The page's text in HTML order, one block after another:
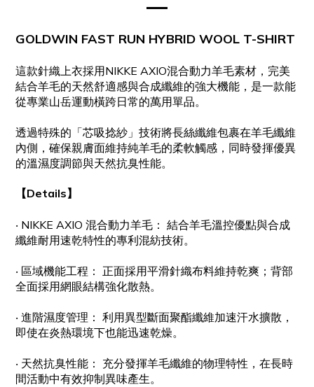
GOLDWIN FAST RUN HYBRID WOOL T-SHIRT
這款針織上衣採用NIKKE AXIO混合動力羊毛素材，完美
結合羊毛的天然舒適感與合成纖維的強大機能，是一款能
從專業山岳運動橫跨日常的萬用單品。
透過特殊的「芯吸捻紗」技術將長絲纖維包裹在羊毛纖維
內側，確保親膚面維持純羊毛的柔軟觸感，同時發揮優異
的溫濕度調節與天然抗臭性能。
【Details】
‧ NIKKE AXIO 混合動力羊毛： 結合羊毛溫控優點與合成
纖維耐用速乾特性的專利混紡技術。
‧ 區域機能工程： 正面採用平滑針織布料維持乾爽；背部
全面採用網眼結構強化散熱。
‧ 進階濕度管理： 利用異型斷面聚酯纖維加速汗水擴散，
即使在炎熱環境下也能迅速乾燥。
‧ 天然抗臭性能： 充分發揮羊毛纖維的物理特性，在長時
間活動中有效抑制異味產生。